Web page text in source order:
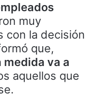
muy
con la decisión
que,
medida va a
aquellos que